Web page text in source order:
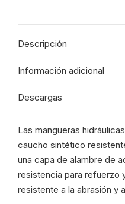
-
105
BAR
cantidad
Descripción
Información adicional
Descargas
Las mangueras
caucho sintético
una capa de alambre de
resistencia para refuerzo
resistente a la abrasión y